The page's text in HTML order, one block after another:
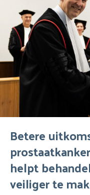
Betere
helpt
veiliger te